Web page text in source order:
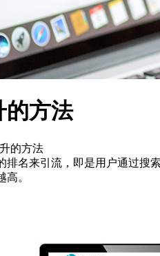
的方法
的方法
来引流，即是用户通过搜
。